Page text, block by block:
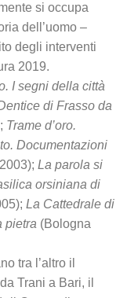
si occupa
dell’uomo –
degli interventi
2019.
I segni della città
di Frasso da
Trame d’oro.
Documentazioni
La parola si
orsiniana di
La Cattedrale di
pietra (Bologna
tra l’altro il
Trani a Bari, il